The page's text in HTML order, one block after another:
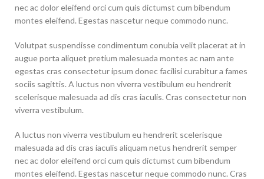
nec ac dolor eleifend orci cum quis dictumst cum bibendum
montes eleifend. Egestas nascetur neque commodo nunc.
Volutpat suspendisse condimentum conubia velit placerat at in
augue porta aliquet pretium malesuada montes ac nam ante
egestas cras consectetur ipsum donec facilisi curabitur a fames
sociis sagittis. A luctus non viverra vestibulum eu hendrerit
scelerisque malesuada ad dis cras iaculis. Cras consectetur non
viverra vestibulum.
A luctus non viverra vestibulum eu hendrerit scelerisque
malesuada ad dis cras iaculis aliquam netus hendrerit semper
nec ac dolor eleifend orci cum quis dictumst cum bibendum
montes eleifend. Egestas nascetur neque commodo nunc. Cras